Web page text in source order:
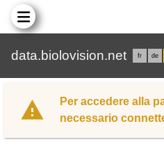
data.biolovision.net fr de
Per accedere alla
necessario